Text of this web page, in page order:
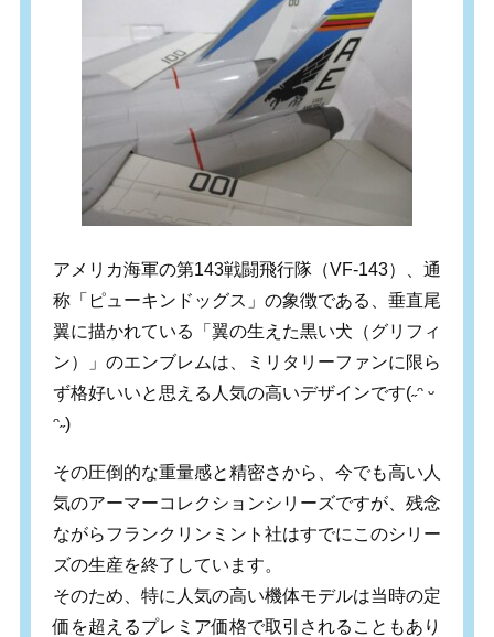
アメリカ海軍の第143戦闘飛行隊（VF-143）、通
称「ピューキンドッグス」の象徴である、垂直尾
翼に描かれている「翼の生えた黒い犬（グリフィ
ン）」のエンブレムは、ミリタリーファンに限ら
ず格好いいと思える人気の高いデザインです(˶ᵔ ᵕ
ᵔ˶)
その圧倒的な重量感と精密さから、今でも高い人
気のアーマーコレクションシリーズですが、残念
ながらフランクリンミント社はすでにこのシリー
ズの生産を終了しています。
そのため、特に人気の高い機体モデルは当時の定
価を超えるプレミア価格で取引されることもあり